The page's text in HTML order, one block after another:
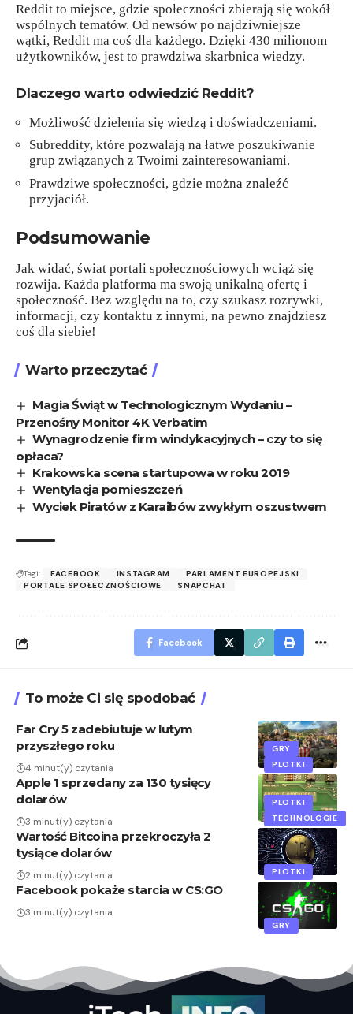
Reddit to miejsce, gdzie społeczności zbierają się wokół
wspólnych tematów. Od newsów po najdziwniejsze
wątki, Reddit ma coś dla każdego. Dzięki 430 milionom
użytkowników, jest to prawdziwa skarbnica wiedzy.
Dlaczego warto odwiedzić Reddit?
Możliwość dzielenia się wiedzą i doświadczeniami.
Subreddity, które pozwalają na łatwe poszukiwanie
grup związanych z Twoimi zainteresowaniami.
Prawdziwe społeczności, gdzie można znaleźć
przyjaciół.
Podsumowanie
Jak widać, świat portali społecznościowych wciąż się
rozwija. Każda platforma ma swoją unikalną ofertę i
społeczność. Bez względu na to, czy szukasz rozrywki,
informacji, czy kontaktu z innymi, na pewno znajdziesz
coś dla siebie!
Warto przeczytać
Magia Świąt w Technologicznym Wydaniu –
Przenośny Monitor 4K Verbatim
Wynagrodzenie firm windykacyjnych – czy to się
opłaca?
Krakowska scena startupowa w roku 2019
Wentylacja pomieszczeń
Wyciek Piratów z Karaibów zwykłym oszustwem
Tagi: FACEBOOK INSTAGRAM
PARLAMENT EUROPEJSKI
PORTALE SPOŁECZNOŚCIOWE
SNAPCHAT
Facebook
To może Ci się spodobać
GRY
PLOTKI
Far Cry 5 zadebiutuje w lutym
przyszłego roku
4 minut(y) czytania
PLOTKI
TECHNOLOGIE
Apple 1 sprzedany za 130 tysięcy
dolarów
3 minut(y) czytania
PLOTKI
Wartość Bitcoina przekroczyła 2
tysiące dolarów
2 minut(y) czytania
GRY
Facebook pokaże starcia w CS:GO
3 minut(y) czytania